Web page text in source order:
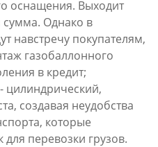
оснащения. Выходит
сумма. Однако в
навстречу покупателям,
газобаллонного
в кредит;
цилиндрический,
создавая неудобства
которые
перевозки грузов.